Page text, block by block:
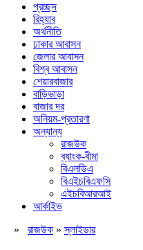
প্রচ্ছদ
রিহ্যাব
অর্থনীতি
ঢাকার আবাসন
জেলার আবাসন
বিশ্ব আবাসন
শেয়ারবাজার
বাড়িভাড়া
বাজার দর
অনিয়ম-প্রতারণা
অন্যান্য
রাজউক
ব্যাংক-বীমা
বিএলডিএ
বিএইচবিএফসি
এইচবিআরআই
আর্কাইভ
» রাজউক »স্লাইডার